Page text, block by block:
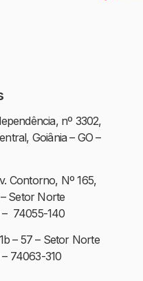
nº 3302,
Goiânia – GO –
Contorno, Nº 165,
Setor Norte
– 74055-140
– 57 – Setor Norte
74063-310